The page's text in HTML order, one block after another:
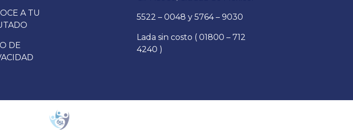
A TU
DE
5522 – 0048 y 5764 – 9030
Lada sin costo ( 01800 – 712
4240 )